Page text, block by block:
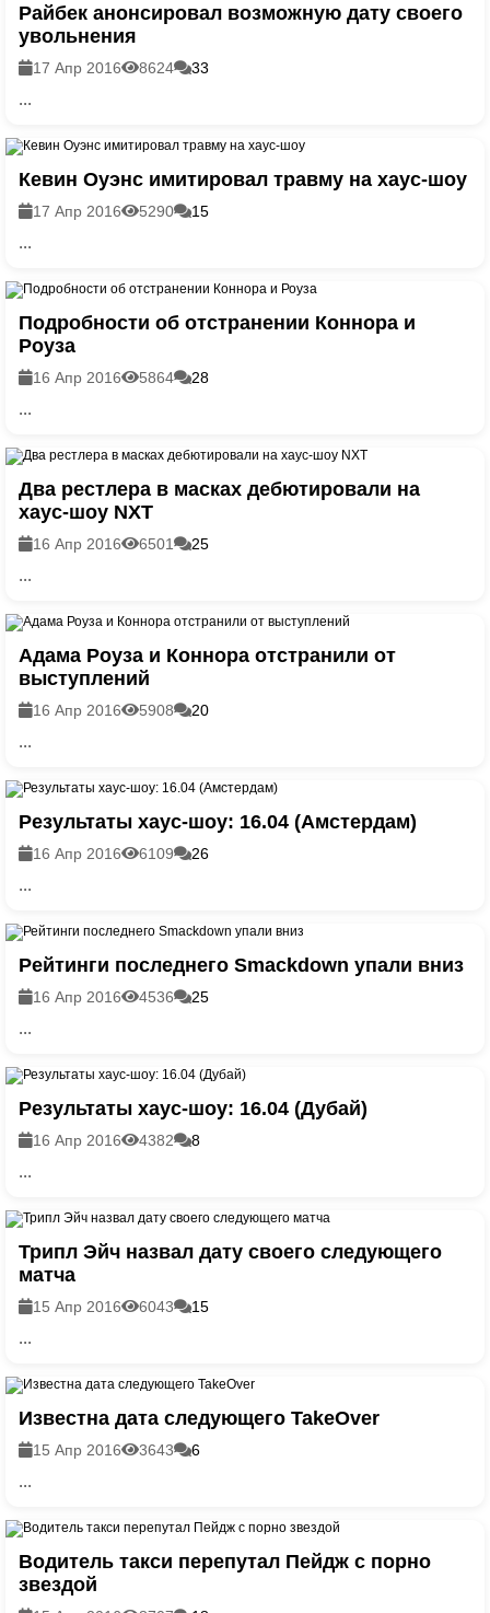
Райбек анонсировал возможную дату своего
увольнения
17 Апр 2016 8624 33
...
Кевин Оуэнс имитировал травму на хаус-шоу
17 Апр 2016 5290 15
...
Подробности об отстранении Коннора и
Роуза
16 Апр 2016 5864 28
...
Два рестлера в масках дебютировали на
хаус-шоу NXT
16 Апр 2016 6501 25
...
Адама Роуза и Коннора отстранили от
выступлений
16 Апр 2016 5908 20
...
Результаты хаус-шоу: 16.04 (Амстердам)
16 Апр 2016 6109 26
...
Рейтинги последнего Smackdown упали вниз
16 Апр 2016 4536 25
...
Результаты хаус-шоу: 16.04 (Дубай)
16 Апр 2016 4382 8
...
Трипл Эйч назвал дату своего следующего
матча
15 Апр 2016 6043 15
...
Известна дата следующего TakeOver
15 Апр 2016 3643 6
...
Водитель такси перепутал Пейдж с порно
звездой